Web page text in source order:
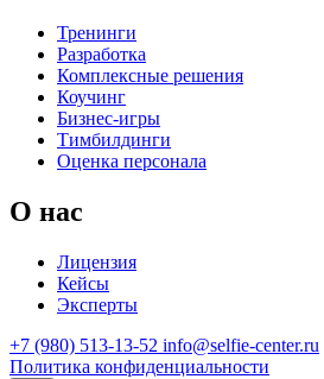
Тренинги
Разработка
Комплексные решения
Коучинг
Бизнес-игры
Тимбилдинги
Оценка персонала
О нас
Лицензия
Кейсы
Эксперты
+7 (980) 513-13-52 info@selfie-center.ru
Политика конфиденциальности